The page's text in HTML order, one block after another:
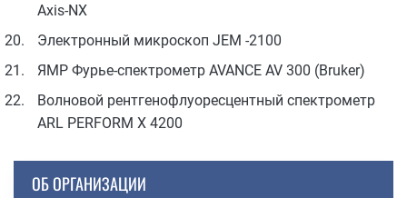
Axis-NX
Электронный микроскоп JEM -2100
ЯМР Фурье-спектрометр AVANCE AV 300 (Bruker)
Волновой рентгенофлуоресцентный спектрометр
ARL PERFORM X 4200
ОБ ОРГАНИЗАЦИИ